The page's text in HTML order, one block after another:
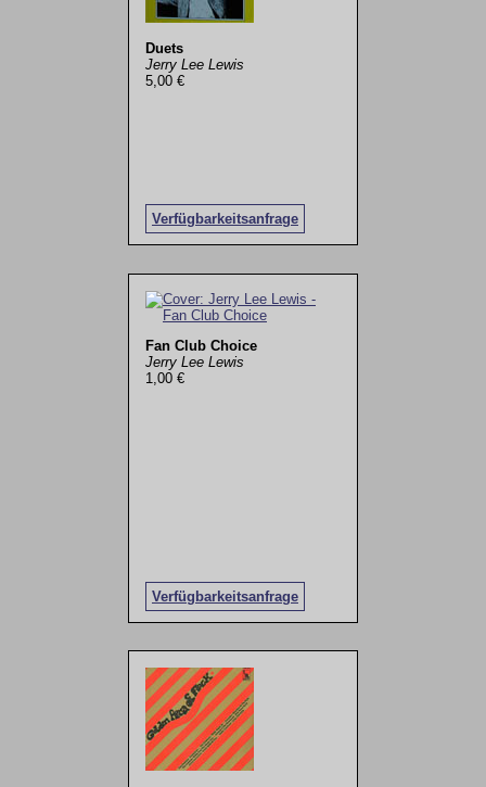
Duets
Jerry Lee Lewis
5,00 €
Verfügbarkeitsanfrage
Fan Club Choice
Jerry Lee Lewis
1,00 €
Verfügbarkeitsanfrage